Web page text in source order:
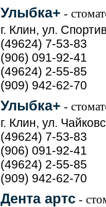
Улыбка+ -
г. Клин, ул.
(49624) 7-53-83
(906) 091-92-41
(49624) 2-55-85
(909) 942-62-70
Улыбка+ -
г. Клин, ул.
(49624) 7-53-83
(906) 091-92-41
(49624) 2-55-85
(909) 942-62-70
Дента артс -